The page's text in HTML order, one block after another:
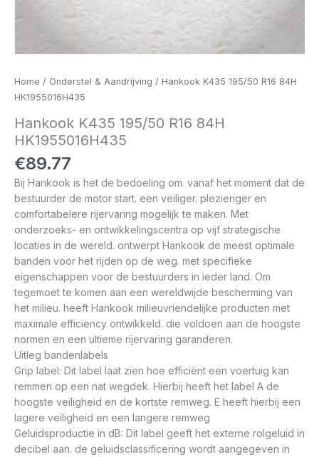
Home / Onderstel & Aandrijving / Hankook K435 195/50 R16 84H
HK1955016H435
Hankook K435 195/50 R16 84H
HK1955016H435
€89.77
Bij Hankook is het de bedoeling om. vanaf het moment dat de
bestuurder de motor start. een veiliger. plezieriger en
comfortabelere rijervaring mogelijk te maken. Met
onderzoeks- en ontwikkelingscentra op vijf strategische
locaties in de wereld. ontwerpt Hankook de meest optimale
banden voor het rijden op de weg. met specifieke
eigenschappen voor de bestuurders in ieder land. Om
tegemoet te komen aan een wereldwijde bescherming van
het milieu. heeft Hankook milieuvriendelijke producten met
maximale efficiency ontwikkeld. die voldoen aan de hoogste
normen en een ultieme rijervaring garanderen.
Uitleg bandenlabels
Grip label: Dit label laat zien hoe efficiënt een voertuig kan
remmen op een nat wegdek. Hierbij heeft het label A de
hoogste veiligheid en de kortste remweg. E heeft hierbij een
lagere veiligheid en een langere remweg
Geluidsproductie in dB: Dit label geeft het externe rolgeluid in
decibel aan. de geluidsclassificering wordt aangegeven in